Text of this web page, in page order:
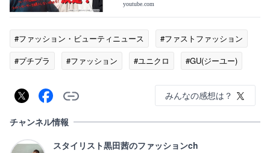
youtube.com
#ファッション・ビューティニュース
#ファストファッション
#プチプラ
#ファッション #ユニクロ #GU(ジーユー)
みんなの感想は？
チャンネル情報
スタイリスト黒田茜のファッションch